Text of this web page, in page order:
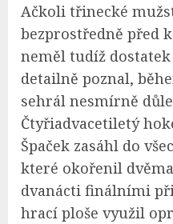
Ačkoli třinecké
bezprostředně před
neměl tudíž
detailně poznal,
sehrál nesmírně
Čtyřiadvacetiletý
Špaček zasáhl do
které okořenil
dvanácti finálními
hrací ploše využil